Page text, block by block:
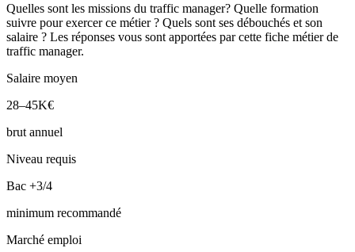
Quelles sont les missions du traffic manager? Quelle formation
suivre pour exercer ce métier ? Quels sont ses débouchés et son
salaire ? Les réponses vous sont apportées par cette fiche métier de
traffic manager.
Salaire moyen
28–45K€
brut annuel
Niveau requis
Bac +3/4
minimum recommandé
Marché emploi